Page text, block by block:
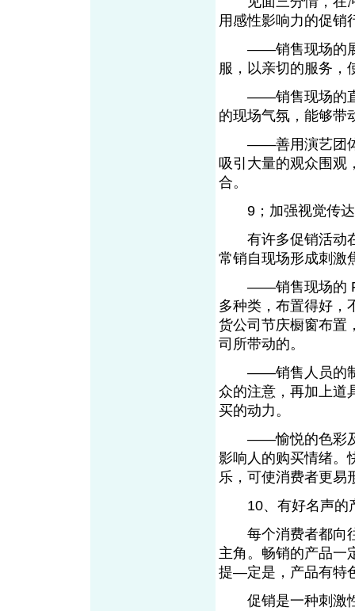
用感性影响力的促
——销售现场的展
服，以亲切的服务，
——销售现场的直
的现场气氛，能够带
——善用演艺团体
吸引大量的观众围观
合。
9；加强视觉传达
有许多促销活动在
常销自现场形成刺激
——销售现场的
多种类，布置得好，
货公司节庆橱窗布置
司所带动的。
——销售人员的制
众的注意，再加上道
买的动力。
——愉悦的色彩及
影响人的购买情绪。
乐，可使消费者更易
10、有好名声的
每个消费者都向往
主角。畅销的产品一
提—定是，产品有特
促销是一种刺激性